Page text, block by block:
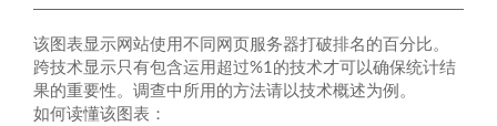
该图表显示网站使用不同网页服务器打破排名的百分比。
跨技术显示只有包含运用超过%1的技术才可以确保统计结
果的重要性。调查中所用的方法请以技术概述为例。
如何读懂该图表：